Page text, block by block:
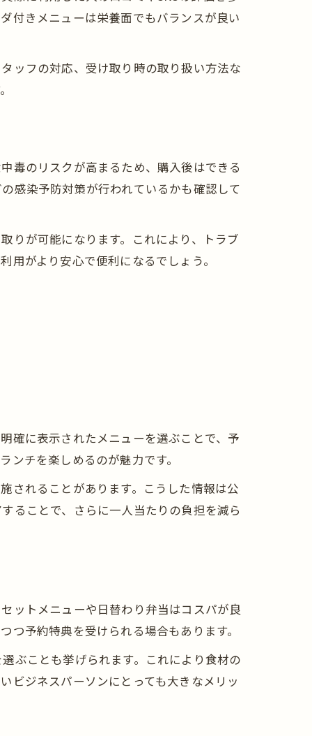
付きメニューは栄養面でもバランスが良い
ッフの対応、受け取り時の取り扱い方法な
毒のリスクが高まるため、購入後はできる
感染予防対策が行われているかも確認して
りが可能になります。これにより、トラブ
がより安心で便利になるでしょう。
確に表示されたメニューを選ぶことで、予
チを楽しめるのが魅力です。
されることがあります。こうした情報は公
ることで、さらに一人当たりの負担を減ら
ットメニューや日替わり弁当はコスパが良
予約特典を受けられる場合もあります。
ぶことも挙げられます。これにより食材の
ビジネスパーソンにとっても大きなメリッ